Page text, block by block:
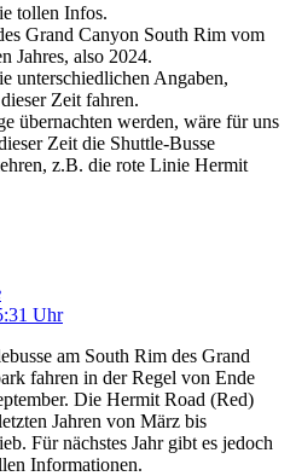
tollen Infos.
Grand Canyon South Rim vom
Jahres, also 2024.
unterschiedlichen Angaben,
Zeit fahren.
übernachten werden, wäre für uns
Zeit die Shuttle-Busse
z.B. die rote Linie Hermit
Uhr
am South Rim des Grand
fahren in der Regel von Ende
Die Hermit Road (Red)
Jahren von März bis
Für nächstes Jahr gibt es jedoch
Informationen.